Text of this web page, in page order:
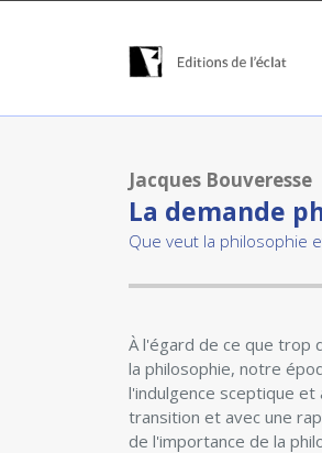
Jacques Bouveresse
La demande
Que veut la philosophie
À l'égard de ce que trop
la philosophie, notre
l'indulgence sceptique
transition et avec une
de l'importance de la